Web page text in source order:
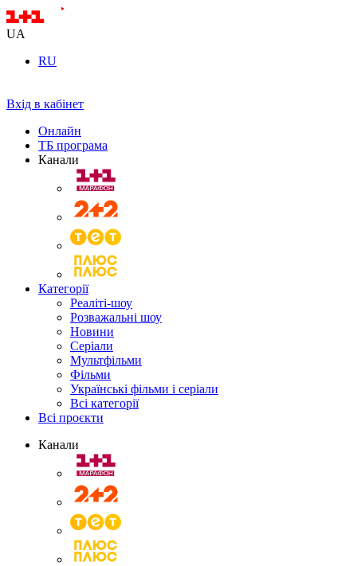
UA
RU
Вхід в кабінет
Онлайн
ТБ програма
Канали
Категорії
Реаліті-шоу
Розважальні шоу
Новини
Серіали
Мультфільми
Фільми
Українські фільми і серіали
Всі категорії
Всі проєкти
Канали